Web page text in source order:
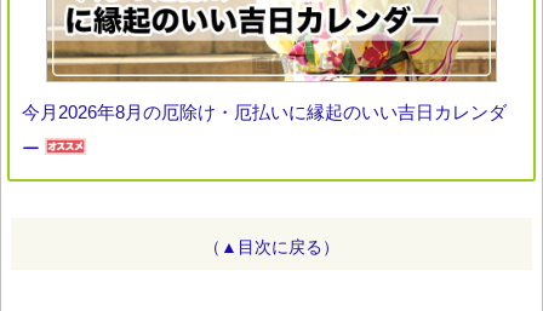
今月2026年8月の厄除け・厄払いに縁起のいい吉日カレンダ
ー
（▲目次に戻る）